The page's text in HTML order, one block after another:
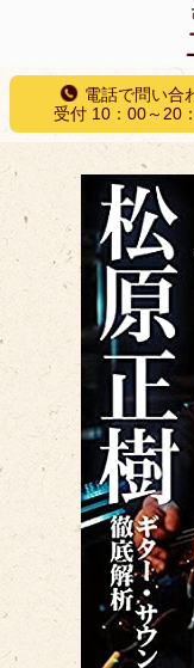
コ
テ
ン
ツ
へ
ス
キ
プ
電話で問い合
受付 10：00～20